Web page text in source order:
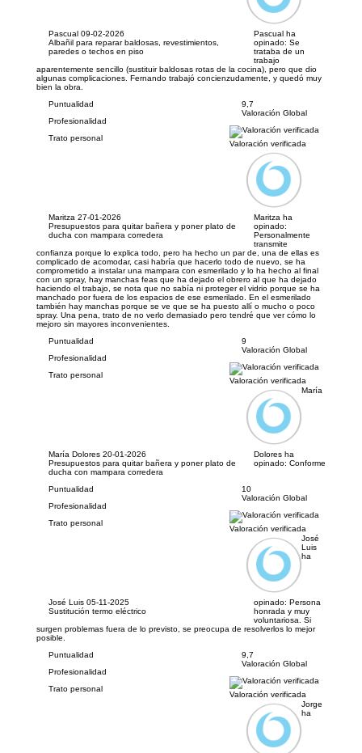
Pascual 09-02-2026
Albañil para reparar baldosas, revestimientos,
paredes o techos en piso
Pascual ha
opinado: Se
trataba de un
trabajo
aparentemente sencillo (sustituir baldosas rotas de la cocina), pero que dio
algunas complicaciones. Fernando trabajó concienzudamente, y quedó muy
bien la obra.
Puntualidad
Profesionalidad
Trato personal
9,7
Valoración Global
Valoración verificada
Maritza 27-01-2026
Presupuestos para quitar bañera y poner plato de
ducha con mampara corredera
Maritza ha
opinado:
Personalmente
transmite
confianza porque lo explica todo, pero ha hecho un par de, una de ellas es
complicado de acomodar, casi habría que hacerlo todo de nuevo, se ha
comprometido a instalar una mampara con esmerilado y lo ha hecho al final
con un spray, hay manchas feas que ha dejado el obrero al que ha dejado
haciendo el trabajo, se nota que no sabía ni proteger el vidrio porque se ha
manchado por fuera de los espacios de ese esmerilado. En el esmerilado
también hay manchas porque se ve que se ha puesto allí o mucho o poco
spray. Una pena, trato de no verlo demasiado pero tendré que ver cómo lo
mejoro sin mayores inconvenientes.
Puntualidad
Profesionalidad
Trato personal
9
Valoración Global
Valoración verificada
María Dolores 20-01-2026
Presupuestos para quitar bañera y poner plato de
ducha con mampara corredera
María
Dolores ha
opinado: Conforme
Puntualidad
Profesionalidad
Trato personal
10
Valoración Global
Valoración verificada
José Luis 05-11-2025
Sustitución termo eléctrico
José
Luis
ha
opinado: Persona
honrada y muy
voluntariosa. Si
surgen problemas fuera de lo previsto, se preocupa de resolverlos lo mejor
posible.
Puntualidad
Profesionalidad
Trato personal
9,7
Valoración Global
Valoración verificada
Jorge
ha